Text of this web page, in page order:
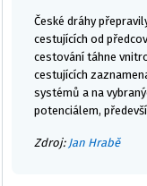
České dráhy
cestujících od
cestování táhne
cestujících
systémů a na
potenciálem,
Zdroj: Jan Hrabě